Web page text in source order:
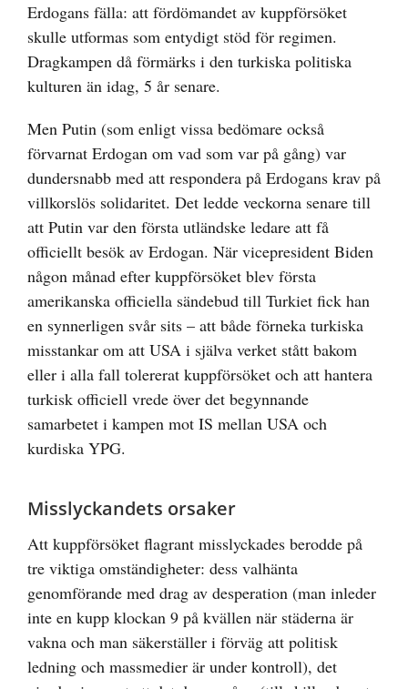
Erdogans fälla: att fördömandet av kuppförsöket
skulle utformas som entydigt stöd för regimen.
Dragkampen då förmärks i den turkiska politiska
kulturen än idag, 5 år senare.
Men Putin (som enligt vissa bedömare också
förvarnat Erdogan om vad som var på gång) var
dundersnabb med att respondera på Erdogans krav på
villkorslös solidaritet. Det ledde veckorna senare till
att Putin var den första utländske ledare att få
officiellt besök av Erdogan. När vicepresident Biden
någon månad efter kuppförsöket blev första
amerikanska officiella sändebud till Turkiet fick han
en synnerligen svår sits – att både förneka turkiska
misstankar om att USA i själva verket stått bakom
eller i alla fall tolererat kuppförsöket och att hantera
turkisk officiell vrede över det begynnande
samarbetet i kampen mot IS mellan USA och
kurdiska YPG.
Misslyckandets orsaker
Att kuppförsöket flagrant misslyckades berodde på
tre viktiga omständigheter: dess valhänta
genomförande med drag av desperation (man inleder
inte en kupp klockan 9 på kvällen när städerna är
vakna och man säkerställer i förväg att politisk
ledning och massmedier är under kontroll), det